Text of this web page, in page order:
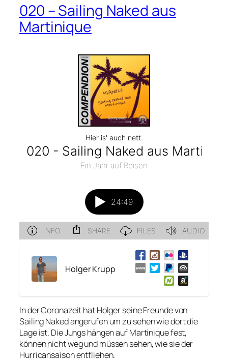
020 – Sailing Naked aus
Martinique
Holger Krupp
In der Coronazeit hat Holger seine Freunde von
Sailing Naked angerufen um zu sehen wie dort die
Lage ist. Die Jungs hängen auf Martinique fest,
können nicht weg und müssen sehen, wie sie der
Hurricansaison entfliehen.